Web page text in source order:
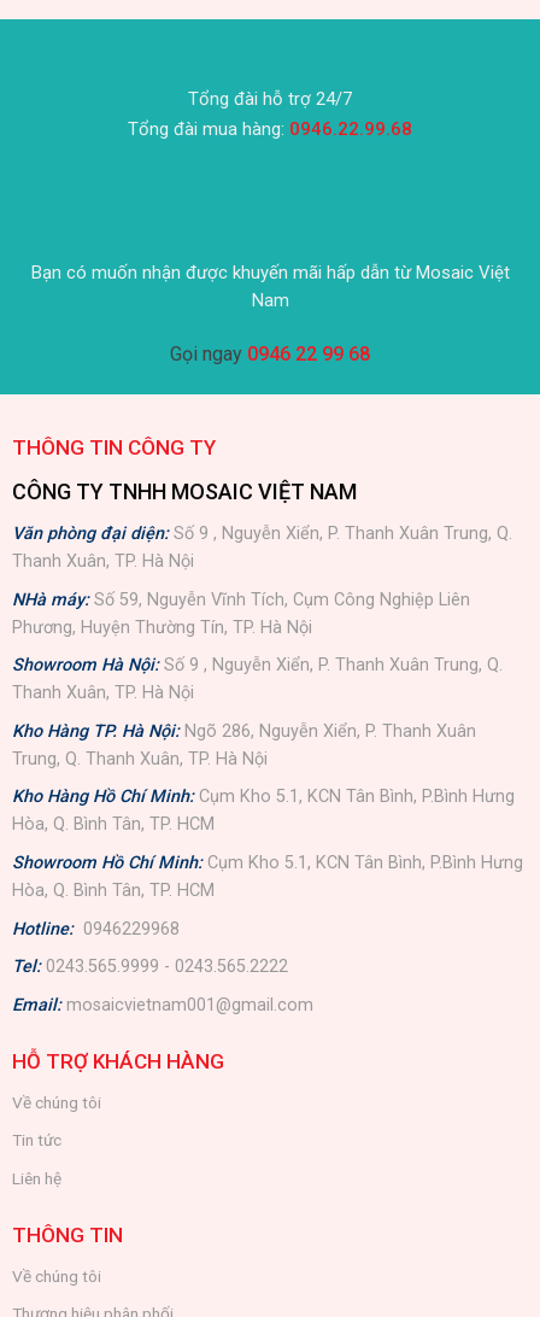
Tổng đài hỗ trợ 24/7
Tổng đài mua hàng: 0946.22.99.68
Bạn có muốn nhận được khuyến mãi hấp dẫn từ Mosaic Việt
Nam
Gọi ngay 0946 22 99 68
THÔNG TIN CÔNG TY
CÔNG TY TNHH MOSAIC VIỆT NAM
Văn phòng đại diện:Số 9 , Nguyễn Xiển, P. Thanh Xuân Trung, Q.
Thanh Xuân, TP. Hà Nội
NHà máy: Số 59, Nguyễn Vĩnh Tích, Cụm Công Nghiệp Liên
Phương, Huyện Thường Tín, TP. Hà Nội
Showroom Hà Nội: Số 9 , Nguyễn Xiển, P. Thanh Xuân Trung, Q.
Thanh Xuân, TP. Hà Nội
Kho Hàng TP. Hà Nội: Ngõ 286, Nguyễn Xiển, P. Thanh Xuân
Trung, Q. Thanh Xuân, TP. Hà Nội
Kho Hàng Hồ Chí Minh: Cụm Kho 5.1, KCN Tân Bình, P.Bình Hưng
Hòa, Q. Bình Tân, TP. HCM
Showroom Hồ Chí Minh: Cụm Kho 5.1, KCN Tân Bình, P.Bình Hưng
Hòa, Q. Bình Tân, TP. HCM
Hotline: 0946229968
Tel: 0243.565.9999 - 0243.565.2222
Email: mosaicvietnam001@gmail.com
HỖ TRỢ KHÁCH HÀNG
Về chúng tôi
Tin tức
Liên hệ
THÔNG TIN
Về chúng tôi